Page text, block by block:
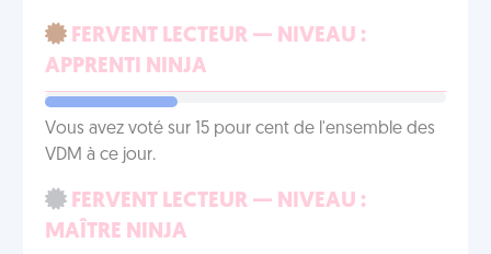
FERVENT LECTEUR — NIVEAU :
APPRENTI NINJA
Vous avez voté sur 15 pour cent de l'ensemble des
VDM à ce jour.
FERVENT LECTEUR — NIVEAU :
MAÎTRE NINJA